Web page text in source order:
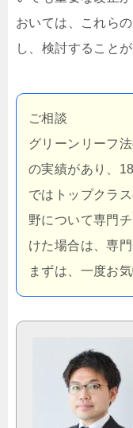
おいては、これら
し、検討すること
ご相談
グリーンリーフ
の実績があり、
ではトップクラ
野について専門
けた場合は、専
まずは、一度お